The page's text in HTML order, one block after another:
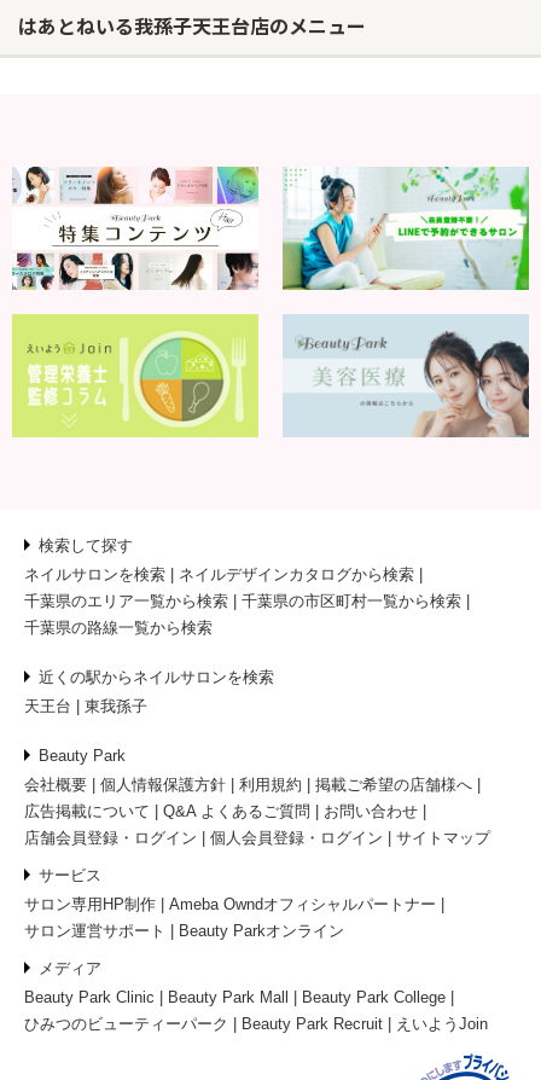
エステサロン
リラクゼーションサロン
美容クリニック
ヘアカタログ
ネイルカタログ
メンズカタログ
お問い合わせ
はあとねいる我孫子天王台店のメニュー
検索して探す
ネイルサロンを検索
ネイルデザインカタログから検索
千葉県のエリア一覧から検索
千葉県の市区町村一覧から検索
千葉県の路線一覧から検索
近くの駅からネイルサロンを検索
天王台
東我孫子
Beauty Park
会社概要
個人情報保護方針 利用規約
掲載ご希望の店舗様へ
広告掲載について
Q&A よくあるご質問
お問い合わせ
店舗会員登録・ログイン
個人会員登録・ログイン サイトマップ
サービス
サロン専用HP制作
Ameba Owndオフィシャルパートナー
サロン運営サポート
Beauty Parkオンライン
メディア
Beauty Park Clinic
Beauty Park Mall
Beauty Park College
ひみつのビューティーパーク
Beauty Park Recruit えいようJoin